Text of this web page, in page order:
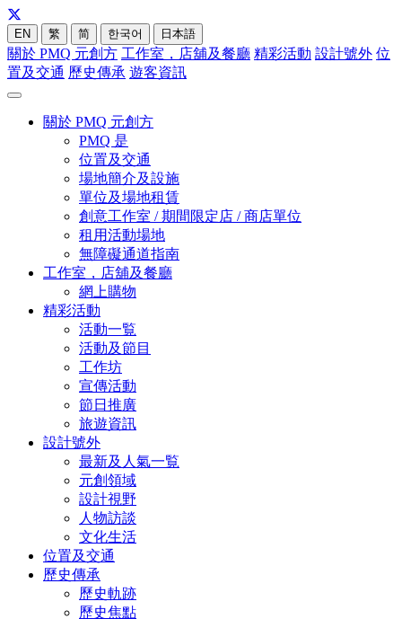
EN 繁 简 한국어 日本語
關於 PMQ 元創方 工作室，店舖及餐廳 精彩活動 設計號外 位
置及交通 歷史傳承 遊客資訊
關於 PMQ 元創方
PMQ 是
位置及交通
場地簡介及設施
單位及場地租賃
創意工作室 / 期間限定店 / 商店單位
租用活動場地
無障礙通道指南
工作室，店舖及餐廳
網上購物
精彩活動
活動一覧
活動及節目
工作坊
宣傳活動
節日推廣
旅遊資訊
設計號外
最新及人氣一覧
元創領域
設計視野
人物訪談
文化生活
位置及交通
歷史傳承
歷史軌跡
歷史焦點